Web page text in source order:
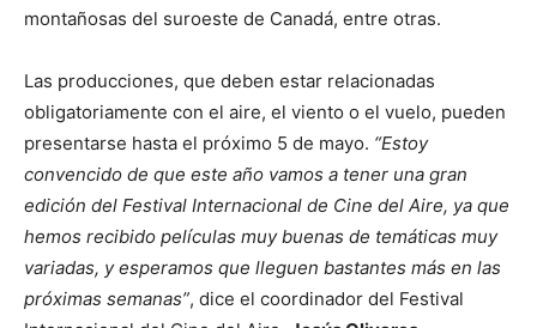
montañosas del suroeste de Canadá, entre otras.
Las producciones, que deben estar relacionadas
obligatoriamente con el aire, el viento o el vuelo, pueden
presentarse hasta el próximo 5 de mayo. “Estoy
convencido de que este año vamos a tener una gran
edición del Festival Internacional de Cine del Aire, ya que
hemos recibido películas muy buenas de temáticas muy
variadas, y esperamos que lleguen bastantes más en las
próximas semanas”, dice el coordinador del Festival